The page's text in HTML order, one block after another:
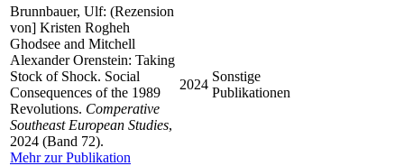
Brunnbauer, Ulf: (Rezension
von] Kristen Rogheh
Ghodsee and Mitchell
Alexander Orenstein: Taking
Stock of Shock. Social
Consequences of the 1989
Revolutions. Comperative
Southeast European Studies,
2024 (Band 72).
Mehr zur Publikation
2024
Sonstige
Publikationen